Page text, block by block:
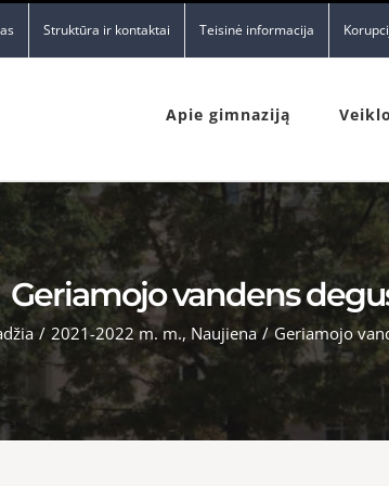
Struktūra ir kontaktai Teisinė informacija
Apie gimnaziją
Geriamojo vandens
/ 2021-2022 m. m., Naujiena / Geriamojo